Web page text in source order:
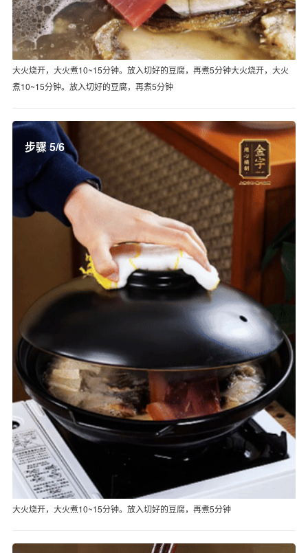
大火烧开，大火煮10~15分钟。放入切好的豆腐，再煮5分钟大火烧开，大火
煮10~15分钟。放入切好的豆腐，再煮5分钟
步骤 5/6
大火烧开，大火煮10~15分钟。放入切好的豆腐，再煮5分钟